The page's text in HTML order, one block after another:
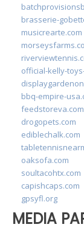
brasserie-
musicrearte.com
official-kelly-
bbq-empire-
feedstoreva.com
drogopets.com
ediblechalk.com
oaksofa.com
soultacohtx.com
capishcaps.com
gpsyfl.org
MEDIA